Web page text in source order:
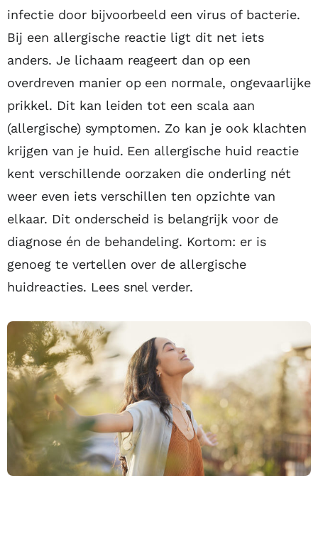
infectie door bijvoorbeeld een virus of bacterie.
Bij een allergische reactie ligt dit net iets
anders. Je lichaam reageert dan op een
overdreven manier op een normale, ongevaarlijke
prikkel. Dit kan leiden tot een scala aan
(allergische) symptomen. Zo kan je ook klachten
krijgen van je huid. Een allergische huid reactie
kent verschillende oorzaken die onderling nét
weer even iets verschillen ten opzichte van
elkaar. Dit onderscheid is belangrijk voor de
diagnose én de behandeling. Kortom: er is
genoeg te vertellen over de allergische
huidreacties. Lees snel verder.